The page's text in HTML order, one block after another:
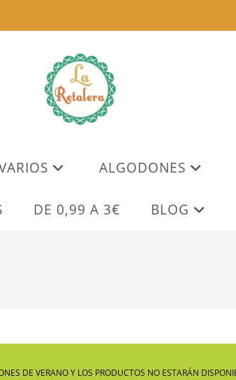
ALGODONES
DE 0,99 A 3€ BLOG
DE VERANO Y LOS PRODUCTOS NO ESTARÁN